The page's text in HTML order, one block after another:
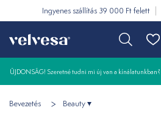
Ingyenes szállítás 39 000 Ft felett
ÚJDONSÁG! Szeretné tudni mi új van a kínálatunkban?
Bevezetés Beauty